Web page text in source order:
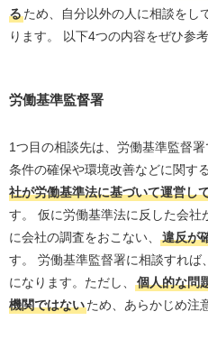
るため、自分以外の人に相談をし
ります。 以下4つの内容をぜひ参
労働基準監督署
1つ目の相談先は、労働基準監督
条件の確保や環境改善などに関す
社が労働基準法に基づいて運営し
す。 仮に労働基準法に反した会社
に会社の調査をおこない、
違反が
す。 労働基準監督署に相談すれば、
になります。ただし、
個人的な問
機関ではないため、あらかじめ注